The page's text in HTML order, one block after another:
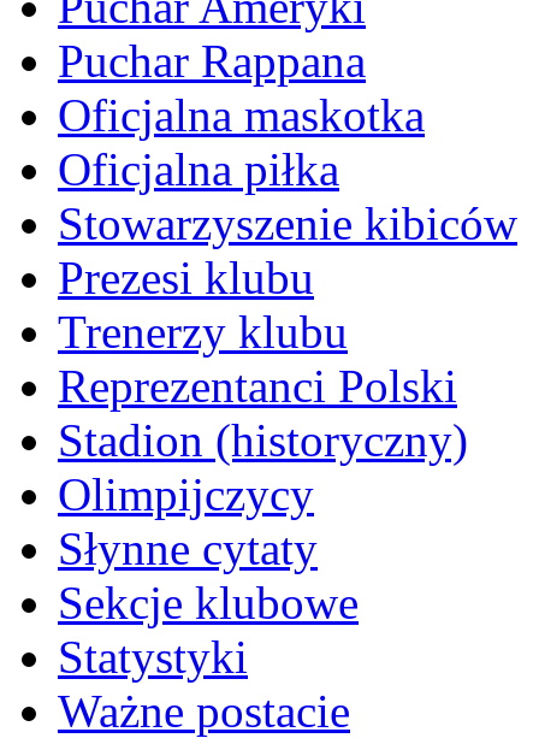
Puchar Rappana
Oficjalna maskotka
Oficjalna piłka
Stowarzyszenie kibiców
Prezesi klubu
Trenerzy klubu
Reprezentanci Polski
Stadion (historyczny)
Olimpijczycy
Słynne cytaty
Sekcje klubowe
Statystyki
Ważne postacie